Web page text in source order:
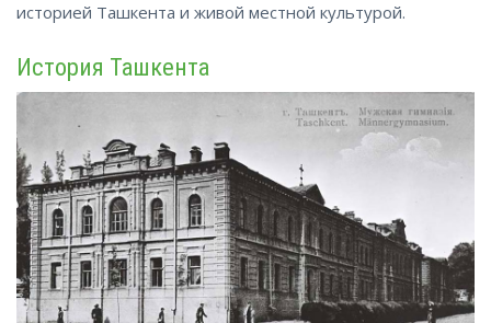
историей Ташкента и живой местной культурой.
История Ташкента